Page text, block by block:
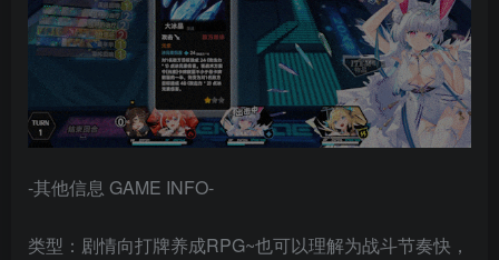
-其他信息 GAME INFO-
类型：剧情向打牌养成RPG~也可以理解为战斗节奏快，